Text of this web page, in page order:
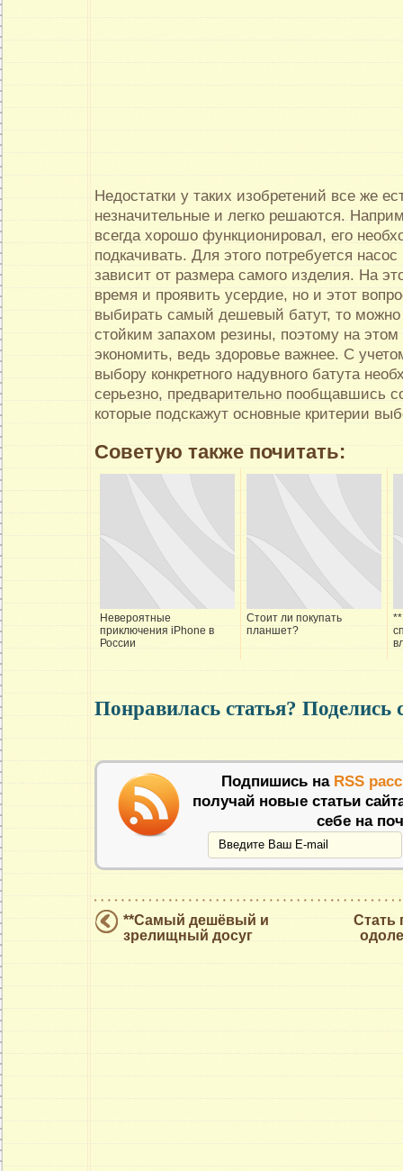
Недостатки у таких изобретений все же
незначительные и легко решаются.
всегда хорошо функционировал, его
подкачивать. Для этого потребуется
зависит от размера самого изделия. На
время и проявить усердие, но и этот
выбирать самый дешевый батут, то можно
стойким запахом резины, поэтому на этом
экономить, ведь здоровье важнее. С
выбору конкретного надувного батута
серьезно, предварительно пообщавшись
которые подскажут основные критерии
Советую также почитать:
Невероятные
приключения iPhone в
России
Стоит ли покупать
планшет?
Понравилась статья? Поделись
Подпишись наRSS
получай новые статьи
себе на
**Самый дешёвый и
зрелищный досуг
Стать